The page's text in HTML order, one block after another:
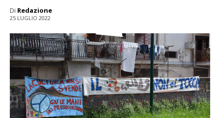
Di Redazione
25 LUGLIO 2022